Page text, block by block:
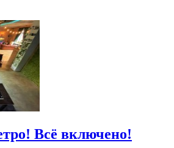
Всё включено!